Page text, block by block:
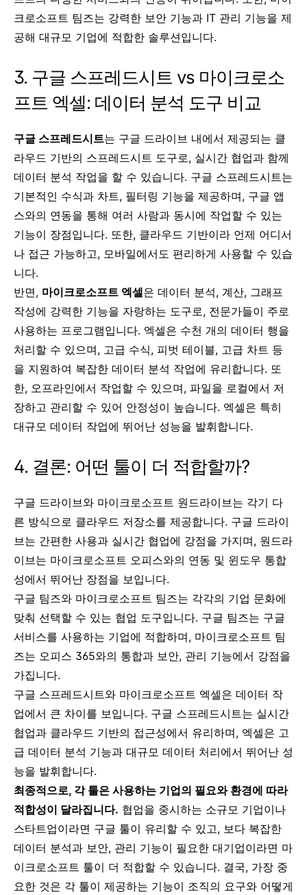
크로소프트 팀즈는 강력한 보안 기능과 IT 관리 기능을 제
공해 대규모 기업에 적합한 솔루션입니다.
3. 구글 스프레드시트 vs 마이크로소
프트 엑셀: 데이터 분석 도구 비교
구글 스프레드시트는 구글 드라이브 내에서 제공되는 클
라우드 기반의 스프레드시트 도구로, 실시간 협업과 함께
데이터 분석 작업을 할 수 있습니다. 구글 스프레드시트는
기본적인 수식과 차트, 필터링 기능을 제공하며, 구글 앱
스와의 연동을 통해 여러 사람과 동시에 작업할 수 있는
기능이 장점입니다. 또한, 클라우드 기반이라 언제 어디서
나 접근 가능하고, 모바일에서도 편리하게 사용할 수 있습
니다.
반면, 마이크로소프트 엑셀은 데이터 분석, 계산, 그래프
작성에 강력한 기능을 자랑하는 도구로, 전문가들이 주로
사용하는 프로그램입니다. 엑셀은 수천 개의 데이터 행을
처리할 수 있으며, 고급 수식, 피벗 테이블, 고급 차트 등
을 지원하여 복잡한 데이터 분석 작업에 유리합니다. 또
한, 오프라인에서 작업할 수 있으며, 파일을 로컬에서 저
장하고 관리할 수 있어 안정성이 높습니다. 엑셀은 특히
대규모 데이터 작업에 뛰어난 성능을 발휘합니다.
4. 결론: 어떤 툴이 더 적합할까?
구글 드라이브와 마이크로소프트 원드라이브는 각기 다
른 방식으로 클라우드 저장소를 제공합니다. 구글 드라이
브는 간편한 사용과 실시간 협업에 강점을 가지며, 원드라
이브는 마이크로소프트 오피스와의 연동 및 윈도우 통합
성에서 뛰어난 장점을 보입니다.
구글 팀즈와 마이크로소프트 팀즈는 각각의 기업 문화에
맞춰 선택할 수 있는 협업 도구입니다. 구글 팀즈는 구글
서비스를 사용하는 기업에 적합하며, 마이크로소프트 팀
즈는 오피스 365와의 통합과 보안, 관리 기능에서 강점을
가집니다.
구글 스프레드시트와 마이크로소프트 엑셀은 데이터 작
업에서 큰 차이를 보입니다. 구글 스프레드시트는 실시간
협업과 클라우드 기반의 접근성에서 유리하며, 엑셀은 고
급 데이터 분석 기능과 대규모 데이터 처리에서 뛰어난 성
능을 발휘합니다.
최종적으로, 각 툴은 사용하는 기업의 필요와 환경에 따라
적합성이 달라집니다. 협업을 중시하는 소규모 기업이나
스타트업이라면 구글 툴이 유리할 수 있고, 보다 복잡한
데이터 분석과 보안, 관리 기능이 필요한 대기업이라면 마
이크로소프트 툴이 더 적합할 수 있습니다. 결국, 가장 중
요한 것은 각 툴이 제공하는 기능이 조직의 요구와 어떻게